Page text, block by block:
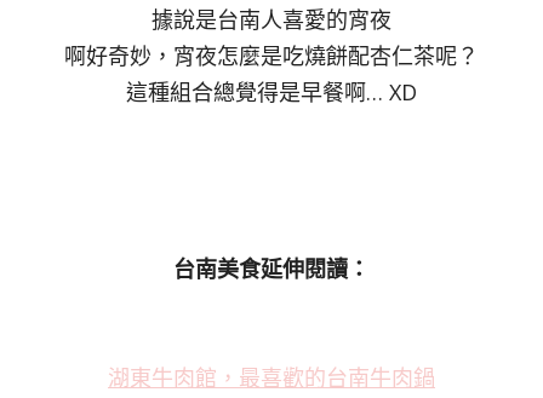
據說是台南人喜愛的宵夜
啊好奇妙，宵夜怎麼是吃燒餅配杏仁茶呢？
這種組合總覺得是早餐啊… XD
台南美食延伸閱讀：
湖東牛肉館，最喜歡的台南牛肉鍋